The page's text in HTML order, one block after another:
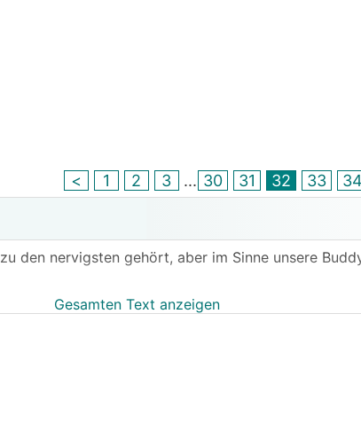
< 1 2 3 ... 30 31 32 33 34
den nervigsten gehört, aber im Sinne unsere
Datenblätter bekommen JUHUUU, für den neuen
Gesamten Text anzeigen